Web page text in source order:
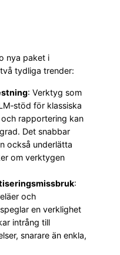
nya paket i
tydliga trender:
: Verktyg som
för klassiska
rapportering kan
Det snabbar
också underlätta
om verktygen
:
och
en verklighet
intrång till
snarare än enkla,